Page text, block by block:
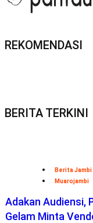
REKOMENDASI
BERITA TERKINI
Berita Jambi
Muarojambi
Adakan Audiensi,
Gelam Minta